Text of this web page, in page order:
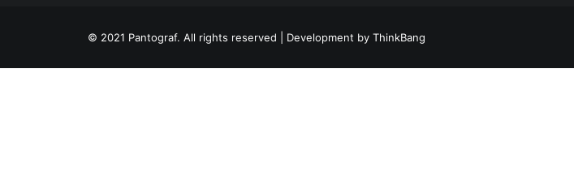
© 2021 Pantograf. All rights reserved | Development by ThinkBang